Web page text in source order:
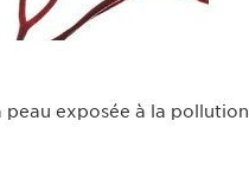
exposée à la pollution de la